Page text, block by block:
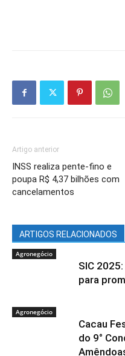
Artigo anterior
INSS realiza pente-fino e
poupa R$ 4,37 bilhões com
cancelamentos
ARTIGOS RELACIONADOS
Agronegócio
SIC
para
Agronegócio
Cacau
do 9°